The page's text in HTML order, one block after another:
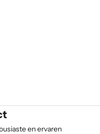
en ervaren